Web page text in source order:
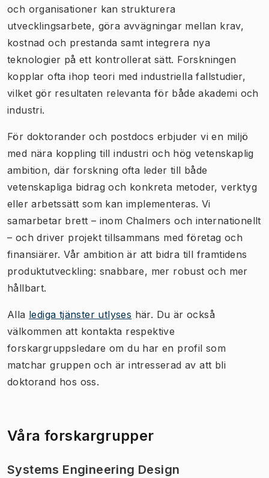
och organisationer kan strukturera
utvecklingsarbete, göra avvägningar mellan krav,
kostnad och prestanda samt integrera nya
teknologier på ett kontrollerat sätt. Forskningen
kopplar ofta ihop teori med industriella fallstudier,
vilket gör resultaten relevanta för både akademi och
industri.
För doktorander och postdocs erbjuder vi en miljö
med nära koppling till industri och hög vetenskaplig
ambition, där forskning ofta leder till både
vetenskapliga bidrag och konkreta metoder, verktyg
eller arbetssätt som kan implementeras. Vi
samarbetar brett – inom Chalmers och internationellt
– och driver projekt tillsammans med företag och
finansiärer. Vår ambition är att bidra till framtidens
produktutveckling: snabbare, mer robust och mer
hållbart.
Alla lediga tjänster utlyses här. Du är också
välkommen att kontakta respektive
forskargruppsledare om du har en profil som
matchar gruppen och är intresserad av att bli
doktorand hos oss.
Våra forskargrupper
Systems Engineering Design